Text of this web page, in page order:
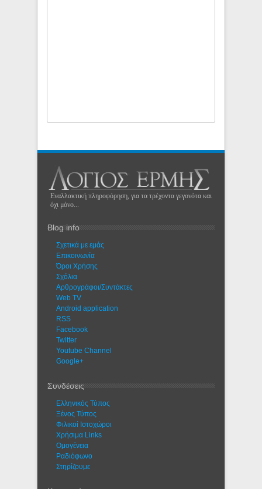
Εναλλακτική πληροφόρηση, για τα τρέχοντα γεγονότα και
όχι μόνο...
Blog info
Σχετικά με εμάς
Eπικοινωνία
Όροι Χρήσης
Σχόλια
Αρθρογράφοι/Συντάκτες
Web TV
Android application
RSS
Facebook
Twitter
Youtube Channel
Google+
Συνδέσεις
Ελληνικός Τύπος
Ξένος Τύπος
Φιλικοί Ιστοχώροι
Χρήσιμα Links
Ομογένεια
Ραδιόφωνο
Στηρίζουμε